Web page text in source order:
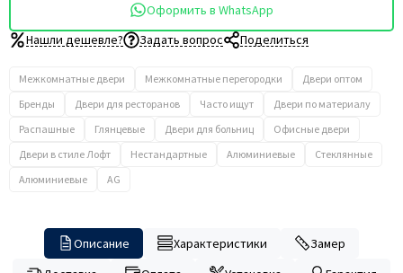
Оформить в WhatsApp
Нашли дешевле?
Задать вопрос Поделиться
Межкомнатные двери Межкомнатные перегородки
Двери оптом
Бренды
Двери для ресторанов Часто ищут
Двери по материалу
Распашные
Глянцевые Двери для больниц
Офисные двери
Двери в стиле Лофт
Нестандартные Алюминиевые
Стеклянные
Алюминиевые
AG
Описание Характеристики
Замер